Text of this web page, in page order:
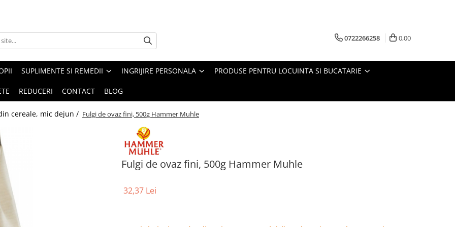
0722266258 0,00
SUPLIMENTE SI REMEDII INGRIJIRE PERSONALA PRODUSE PENTRU LOCUINTA SI BUCATARIE
REDUCERI CONTACT BLOG
cereale, mic dejun / Fulgi de ovaz fini, 500g Hammer Muhle
Fulgi de ovaz fini, 500g Hammer Muhle
32,37 Lei